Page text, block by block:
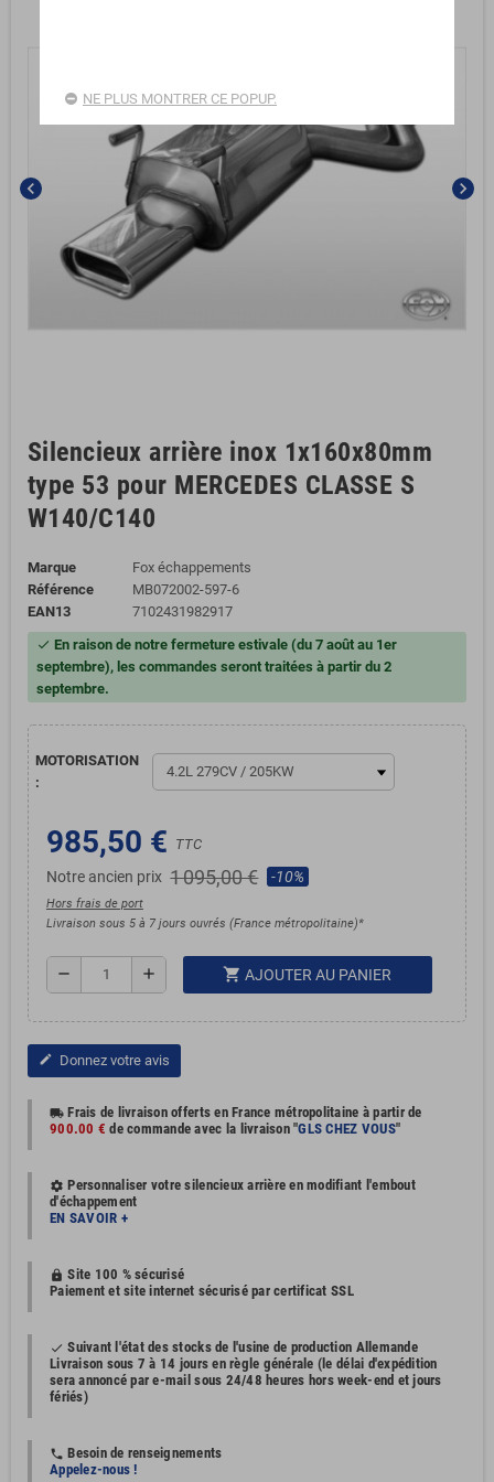
chevron_left chevron_right
Silencieux arrière inox 1x160x80mm
type 53 pour MERCEDES CLASSE S
W140/C140
Marque
Fox échappements
Référence
MB072002-597-6
EAN13
7102431982917
check En raison de notre fermeture estivale (du 7 août au 1er
septembre), les commandes seront traitées à partir du 2
septembre.
MOTORISATION
:
985,50 € TTC
Notre ancien prix 1 095,00 € -10%
Hors frais de port
Livraison sous 5 à 7 jours ouvrés (France métropolitaine)*
remove add shopping_cart AJOUTER AU PANIER
edit Donnez votre avis
local_shipping Frais de livraison offerts en France métropolitaine à partir de
900.00 € de commande avec la livraison "GLS CHEZ VOUS"
settings Personnaliser votre silencieux arrière en modifiant l'embout
d'échappement
EN SAVOIR +
https Site 100 % sécurisé
Paiement et site internet sécurisé par certificat SSL
done Suivant l'état des stocks de l'usine de production Allemande
Livraison sous 7 à 14 jours en règle générale (le délai d'expédition
sera annoncé par e-mail sous 24/48 heures hors week-end et jours
fériés)
phone Besoin de renseignements
Appelez-nous !
NE PLUS MONTRER CE POPUP.